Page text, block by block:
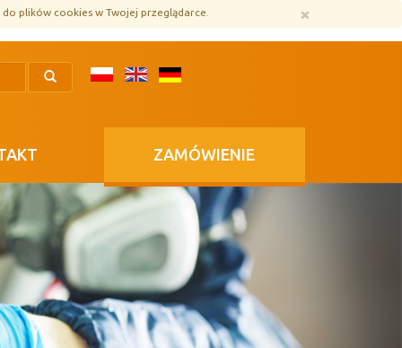
×
plików cookies w Twojej przeglądarce.
ZAMÓWIENIE